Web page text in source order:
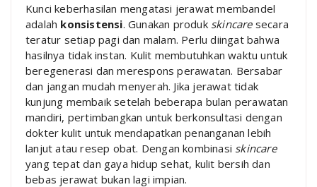
Kunci keberhasilan mengatasi jerawat membandel
adalah konsistensi. Gunakan produk skincaresecara
teratur setiap pagi dan malam. Perlu diingat bahwa
hasilnya tidak instan. Kulit membutuhkan waktu untuk
beregenerasi dan merespons perawatan. Bersabar
dan jangan mudah menyerah. Jika jerawat tidak
kunjung membaik setelah beberapa bulan perawatan
mandiri, pertimbangkan untuk berkonsultasi dengan
dokter kulit untuk mendapatkan penanganan lebih
lanjut atau resep obat. Dengan kombinasi skincare
yang tepat dan gaya hidup sehat, kulit bersih dan
bebas jerawat bukan lagi impian.